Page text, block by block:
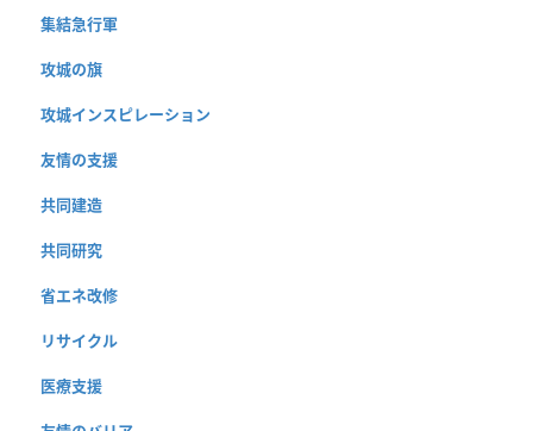
集結急行軍
攻城の旗
攻城インスピレーション
友情の支援
共同建造
共同研究
省エネ改修
リサイクル
医療支援